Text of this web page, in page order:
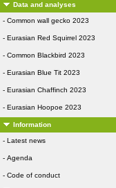
Data and analyses
- Common wall gecko 2023
- Eurasian Red Squirrel 2023
- Common Blackbird 2023
- Eurasian Blue Tit 2023
- Eurasian Chaffinch 2023
- Eurasian Hoopoe 2023
Information
- Latest news
- Agenda
- Code of conduct